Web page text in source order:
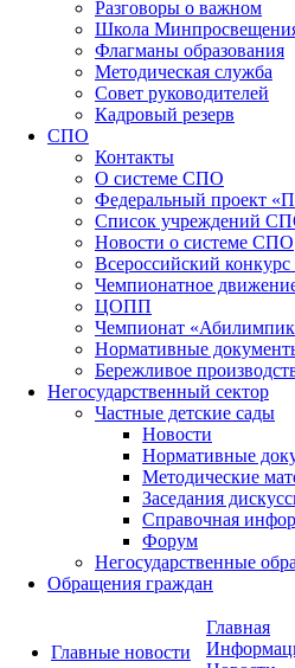
Разговоры о важном
Школа
Флагманы образования
Методическая служба
Совет руководителей
Кадровый резерв
СПО
Контакты
О системе СПО
Федеральный проект
Список учреждений
Новости о системе СПО
Всероссийский конкурс
Чемпионатное
ЦОПП
Чемпионат
Нормативные
Бережливое
Негосударственный сектор
Частные детские сады
Новости
Нормативные
Методические
Заседания
Справочная
Форум
Негосударственные
Обращения граждан
Главные новости
Главная